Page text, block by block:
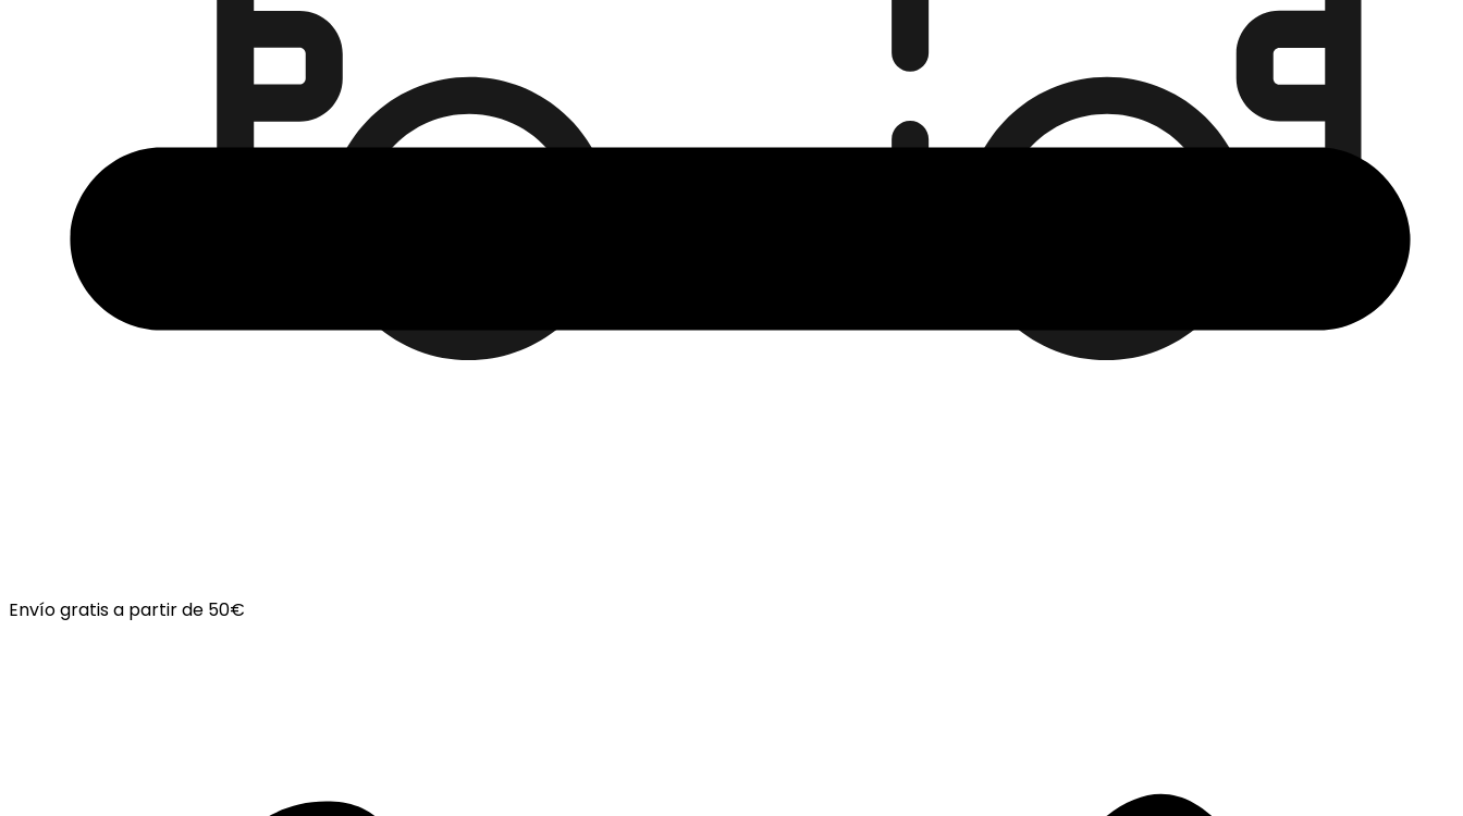
Envío gratis a partir de 50€